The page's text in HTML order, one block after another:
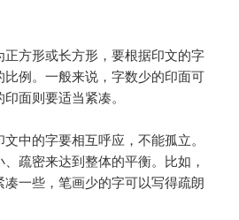
方形或长方形，要根据印文的字
例。一般来说，字数少的印面可
面则要适当紧凑。
中的字要相互呼应，不能孤立。
疏密来达到整体的平衡。比如，
一些，笔画少的字可以写得疏朗